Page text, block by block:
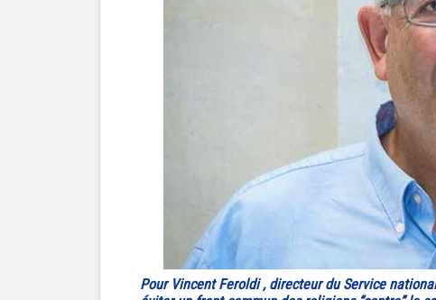
Pour Vincent Feroldi , directeur du Service